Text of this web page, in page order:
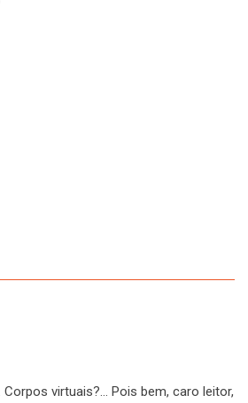
virtuais?… Pois bem, caro leitor,